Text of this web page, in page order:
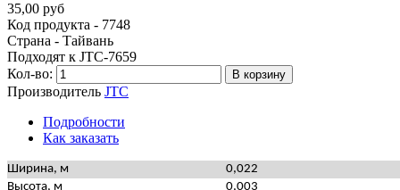
510433
35,00 руб
Код продукта - 7748
Страна - Тайвань
Подходят к JTC-7659
Кол-во:
В корзину
Производитель JTC
Подробности
Как заказать
Ширина, м
0,022
Высота, м
0,003